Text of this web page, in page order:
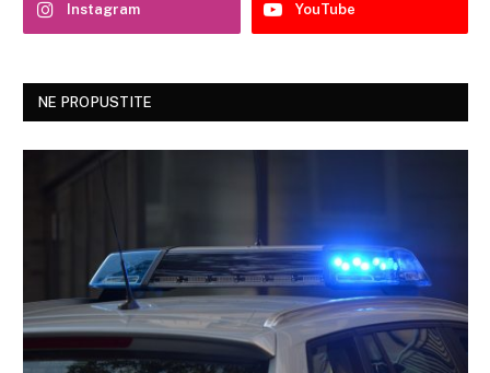
Instagram YouTube
NE PROPUSTITE